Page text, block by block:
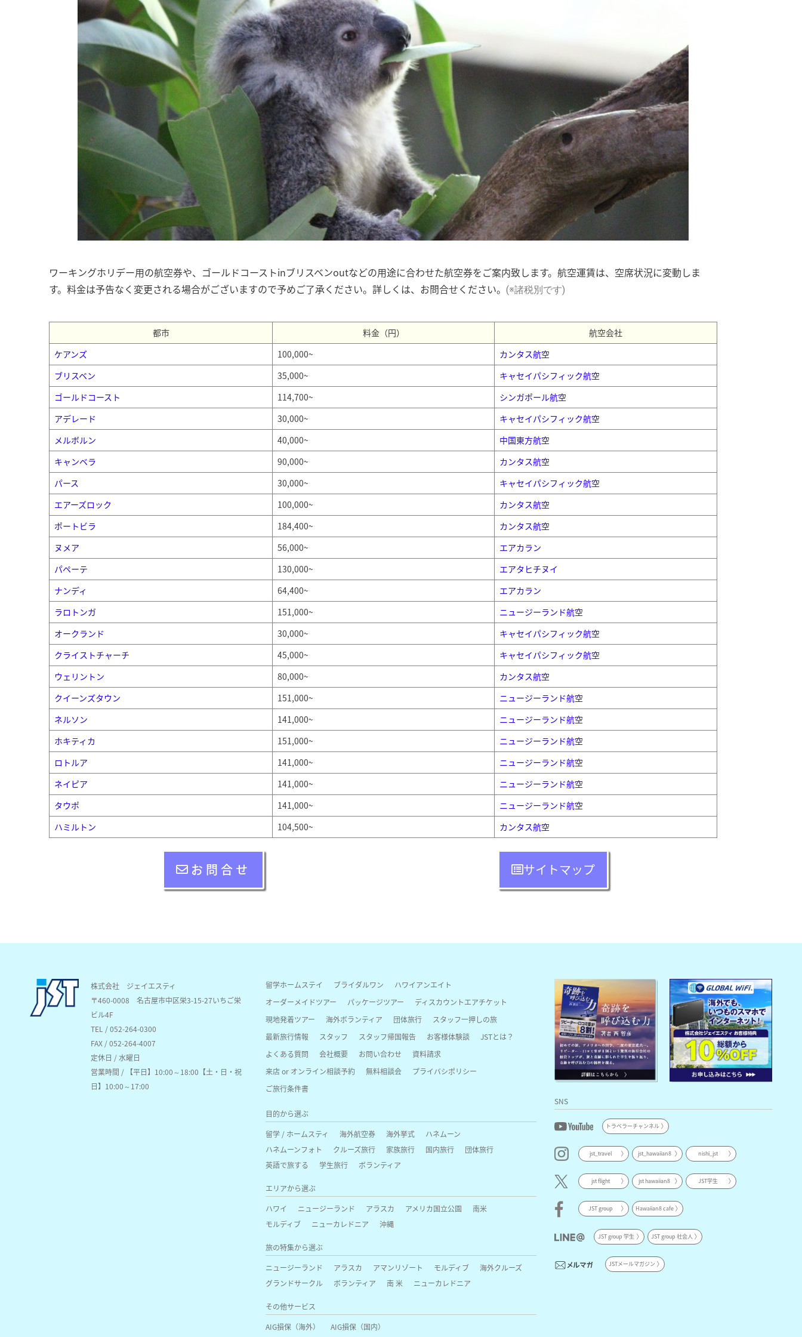
ワーキングホリデー用の航空券や、ゴールドコーストinブリスベンoutなどの用途に合わせた航空券をご案内致します。航空運賃は、空席状況に変動しま
す。料金は予告なく変更される場合がございますので予めご了承ください。詳しくは、お問合せください。 (※諸税別です)
都市 料金（円）
航空会社
ケアンズ
100,000~
カンタス航空
ブリスベン
35,000~
キャセイパシフィック航空
ゴールドコースト
114,700~
シンガポール航空
アデレード
30,000~
キャセイパシフィック航空
メルボルン
40,000~
中国東方航空
キャンベラ
90,000~
カンタス航空
パース
30,000~
キャセイパシフィック航空
エアーズロック
100,000~
カンタス航空
ポートビラ
184,400~
カンタス航空
ヌメア
56,000~
エアカラン
パペーテ
130,000~
エアタヒチヌイ
ナンディ
64,400~
エアカラン
ラロトンガ
151,000~
ニュージーランド航空
オークランド
30,000~
キャセイパシフィック航空
クライストチャーチ
45,000~
キャセイパシフィック航空
ウェリントン
80,000~
カンタス航空
クイーンズタウン
151,000~
ニュージーランド航空
ネルソン
141,000~
ニュージーランド航空
ホキティカ
151,000~
ニュージーランド航空
ロトルア
141,000~
ニュージーランド航空
ネイピア
141,000~
ニュージーランド航空
タウポ
141,000~
ニュージーランド航空
ハミルトン
104,500~ カンタス航空
お問合せ サイトマップ
株式会社 ジェイエスティ
〒460-0008名古屋市中区栄3-15-27いちご栄
ビル4F
TEL / 052-264-0300
FAX / 052-264-4007
定休日 / 水曜日
営業時間 / 【平日】10:00～18:00【土・日・祝
日】10:00～17:00
留学ホームステイ ブライダルワン
ハワイアンエイト
オーダーメイドツアー
パッケージツアー
ディスカウントエアチケット
現地発着ツアー
海外ボランティア 団体旅行
スタッフ一押しの旅
最新旅行情報
スタッフ スタッフ帰国報告 お客様体験談
JSTとは？
よくある質問
会社概要 お問い合わせ
資料請求
来店 or オンライン相談予約
無料相談会
プライバシポリシー
ご旅行条件書
目的から選ぶ
留学 / ホームスティ
海外航空券 海外挙式
ハネムーン
ハネムーンフォト
クルーズ旅行 家族旅行 国内旅行
団体旅行
英語で旅する
学生旅行 ボランティア
エリアから選ぶ
ハワイ
ニュージーランド アラスカ アメリカ国立公園
南米
モルディブ
ニューカレドニア 沖縄
旅の特集から選ぶ
ニュージーランド
アラスカ アマンリゾート モルディブ
海外クルーズ
グランドサークル
ボランティア 南 米 ニューカレドニア
その他サービス
AIG損保（海外）
AIG損保（国内）
SNS
トラベラーチャンネル
jst_travel jst_hawaiian8 nishi_jst
jst flight jst hawaiian8 JST学生
JST group Hawaiian8 cafe
JST group 学生 JST group 社会人
JSTメールマガジン